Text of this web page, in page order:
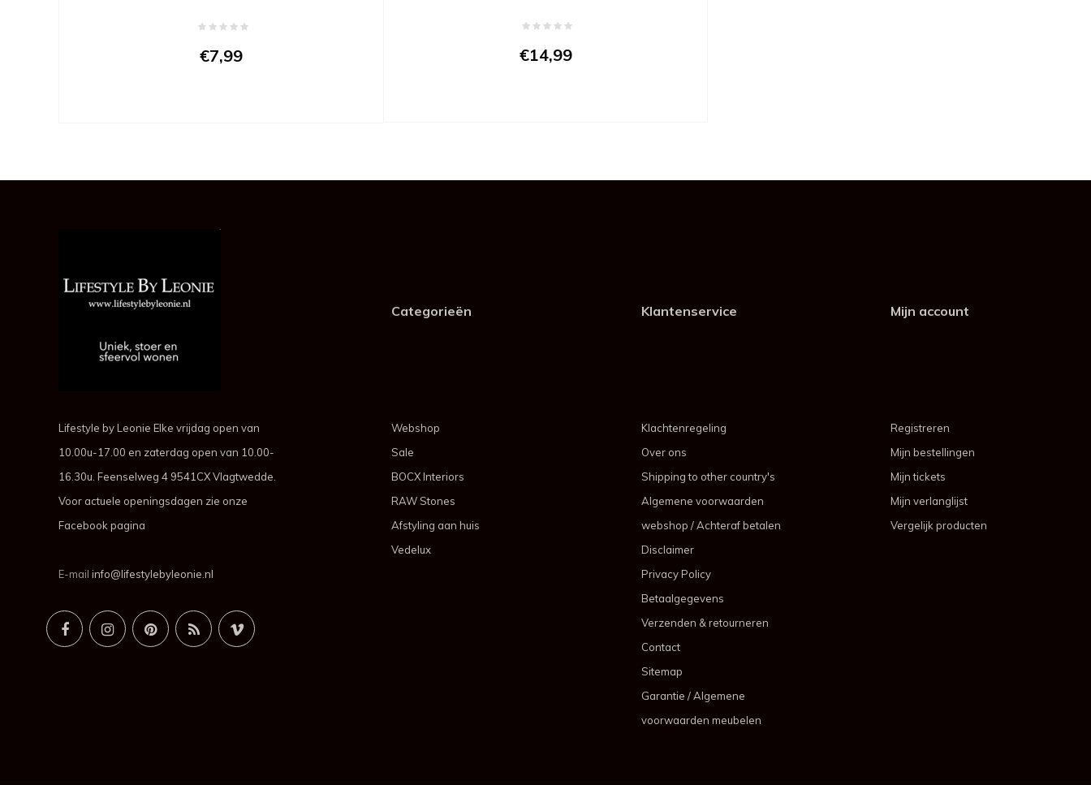
€7,99 €14,99
Lifestyle by Leonie Elke vrijdag open van
10.00u-17.00 en zaterdag open van 10.00-
16.30u. Feenselweg 4 9541CX Vlagtwedde.
Voor actuele openingsdagen zie onze
Facebook pagina
E-mail info@lifestylebyleonie.nl
Categorieën
Webshop
Sale
BOCX Interiors
RAW Stones
Afstyling aan huis
Vedelux
Klantenservice
Klachtenregeling
Over ons
Shipping to other country's
Algemene voorwaarden
webshop / Achteraf betalen
Disclaimer
Privacy Policy
Betaalgegevens
Verzenden & retourneren
Contact
Sitemap
Garantie / Algemene
voorwaarden meubelen
Mijn account
Registreren
Mijn bestellingen
Mijn tickets
Mijn verlanglijst
Vergelijk producten